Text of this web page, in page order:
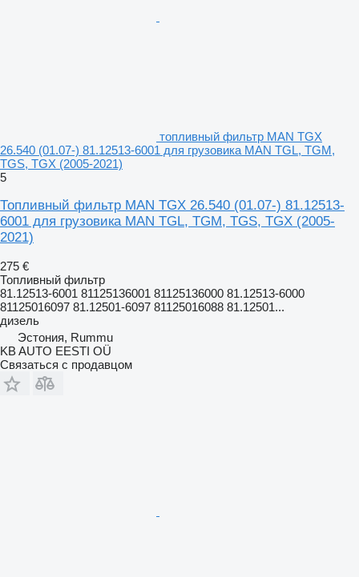
топливный фильтр MAN TGX
26.540 (01.07-) 81.12513-6001 для грузовика MAN TGL, TGM,
TGS, TGX (2005-2021)
5
Топливный фильтр MAN TGX 26.540 (01.07-) 81.12513-
6001 для грузовика MAN TGL, TGM, TGS, TGX (2005-
2021)
275 €
Топливный фильтр
81.12513-6001 81125136001 81125136000 81.12513-6000
81125016097 81.12501-6097 81125016088 81.12501...
дизель
Эстония, Rummu
KB AUTO EESTI OÜ
Связаться с продавцом